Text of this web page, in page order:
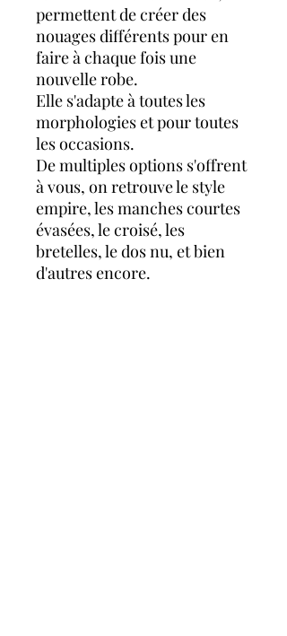
permettent de créer des
nouages différents pour en
faire à chaque fois une
nouvelle robe.
Elle s'adapte à toutes les
morphologies et pour toutes
les occasions.
De multiples options s'offrent
à vous, on retrouve le style
empire, les manches courtes
évasées, le croisé, les
bretelles, le dos nu, et bien
d'autres encore.